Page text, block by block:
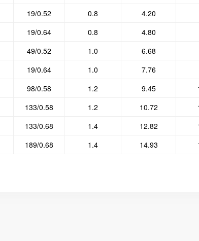
19/0.52 0.8 4.20
19/0.64 0.8 4.80
49/0.52 1.0 6.68
19/0.64 1.0 7.76
98/0.58 1.2 9.45
133/0.58 1.2 10.72
133/0.68 1.4 12.82
189/0.68 1.4 14.93